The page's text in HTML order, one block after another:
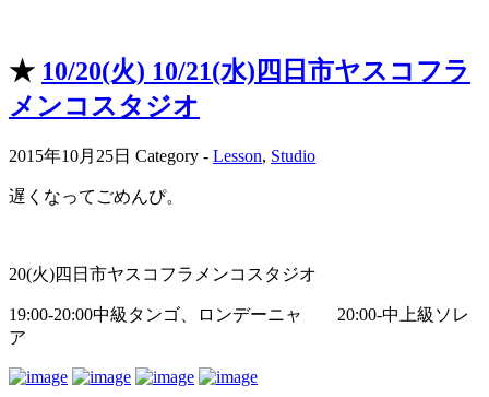
★ 10/20(火) 10/21(水)四日市ヤスコフラ
メンコスタジオ
2015年10月25日 Category - Lesson, Studio
遅くなってごめんぴ。
20(火)四日市ヤスコフラメンコスタジオ
19:00-20:00中級タンゴ、ロンデーニャ 20:00-中上級ソレ
ア